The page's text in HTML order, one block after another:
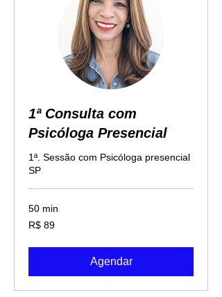
1ª Consulta com
Psicóloga Presencial
1ª. Sessão com Psicóloga presencial
SP
50 min
89
Reais
R$ 89
Agendar